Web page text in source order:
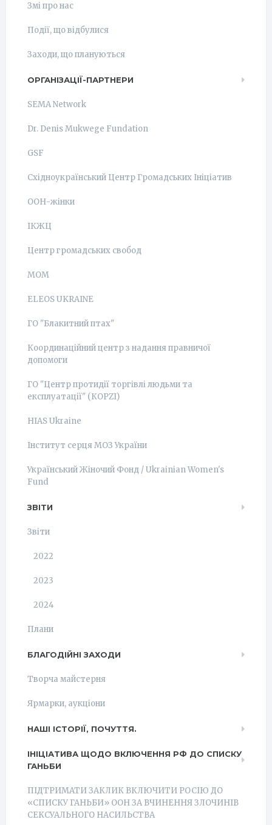
Змі про нас
Події, що відбулися
Заходи, що плануються
ОРГАНІЗАЦІЇ-ПАРТНЕРИ
SEMA Network
Dr. Denis Mukwege Fundation
GSF
Східноукраїнський Центр Громадських Ініціатив
ООН-жінки
ІКЖЦ
Центр громадських свобод
МОМ
ELEOS UKRAINE
ГО "Блакитний птах"
Координаційний центр з надання правничої
допомоги
ГО "Центр протидії торгівлі людьми та
експлуатації" (КОРZI)
HIAS Ukraine
Інститут серця МОЗ України
Український Жіночий Фонд / Ukrainian Women's
Fund
ЗВІТИ
Звіти
2022
2023
2024
Плани
БЛАГОДІЙНІ ЗАХОДИ
Творча майстерня
Ярмарки, аукціони
НАШІ ІСТОРІЇ, ПОЧУТТЯ.
ІНІЦІАТИВА ЩОДО ВКЛЮЧЕННЯ РФ ДО СПИСКУ
ГАНЬБИ
ПІДТРИМАТИ ЗАКЛИК ВКЛЮЧИТИ РОСІЮ ДО
«СПИСКУ ГАНЬБИ» ООН ЗА ВЧИНЕННЯ ЗЛОЧИНІВ
СЕКСУАЛЬНОГО НАСИЛЬСТВА